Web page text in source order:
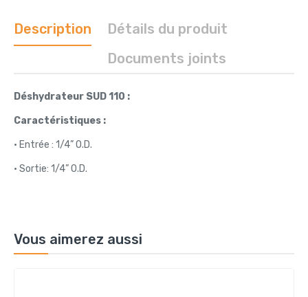
Description
Détails du produit
Documents joints
Déshydrateur SUD 110 :
Caractéristiques :
• Entrée : 1/4” O.D.
• Sortie: 1/4” O.D.
Vous aimerez aussi